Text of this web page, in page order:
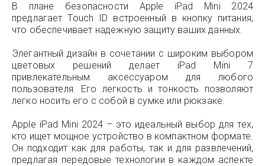
В плане безопасности Apple iPad Mini 2024
предлагает Touch ID встроенный в кнопку питания,
что обеспечивает надежную защиту ваших данных.
Элегантный дизайн в сочетании с широким выбором
цветовых решений делает iPad Mini 7
привлекательным аксессуаром для любого
пользователя. Его легкость и тонкость позволяют
легко носить его с собой в сумке или рюкзаке.
Apple iPad Mini 2024 – это идеальный выбор для тех,
кто ищет мощное устройство в компактном формате.
Он подходит как для работы, так и для развлечений,
предлагая передовые технологии в каждом аспекте